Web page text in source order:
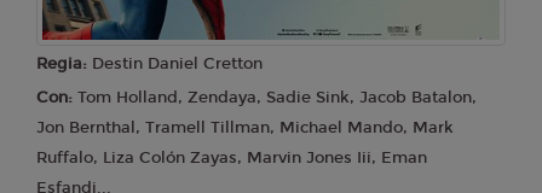
Regia: Destin Daniel Cretton
Con: Tom Holland, Zendaya, Sadie Sink, Jacob Batalon,
Jon Bernthal, Tramell Tillman, Michael Mando, Mark
Ruffalo, Liza Colón Zayas, Marvin Jones Iii, Eman
Esfandi...